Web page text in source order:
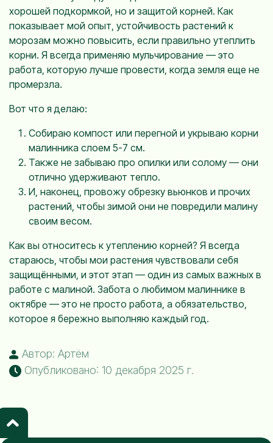
хорошей подкормкой, но и защитой корней. Как
показывает мой опыт, устойчивость растений к
морозам можно повысить, если правильно утеплить
корни. Я всегда применяю мульчирование — это
работа, которую лучше провести, когда земля еще не
промерзла.
Вот что я делаю:
Собираю компост или перегной и укрываю корни
малинника слоем 5-7 см.
Также не забываю про опилки или солому — они
отлично удерживают тепло.
И, наконец, провожу обрезку вьюнков и прочих
растений, чтобы зимой они не повредили малину
своим весом.
Как вы относитесь к утеплению корней? Я всегда
стараюсь, чтобы мои растения чувствовали себя
защищёнными, и этот этап — один из самых важных в
работе с малиной. Забота о любимом малиннике в
октябре — это не просто работа, а обязательство,
которое я бережно выполняю каждый год.
Автор: Артём
Опубликовано: 10 декабря 2025 г.